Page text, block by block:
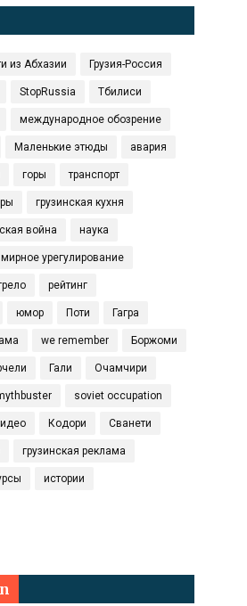
из Абхазии Грузия-Россия
StopRussia Тбилиси
международное обозрение
Маленькие этюды авария
горы транспорт
грузинская кухня
война наука
мирное урегулирование
рейтинг
юмор Поти Гагра
we remember Боржоми
Гали Очамчири
soviet occupation
Кодори Сванети
грузинская реклама
истории